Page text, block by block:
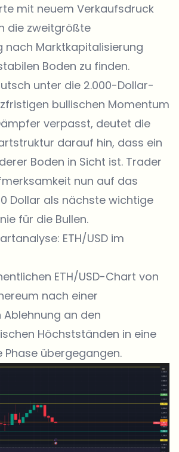
mit neuem Verkaufsdruck
die zweitgrößte
nach Marktkapitalisierung
Boden zu finden.
unter die 2.000-Dollar-
bullischen Momentum
verpasst, deutet die
darauf hin, dass ein
Boden in Sicht ist. Trader
nun auf das
Dollar als nächste wichtige
für die Bullen.
ETH/USD im
ETH/USD-Chart von
nach einer
an den
Höchstständen in eine
Phase übergegangen.